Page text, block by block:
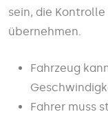
sein, die
übernehmen.
Fahrzeug
Fahrer muss